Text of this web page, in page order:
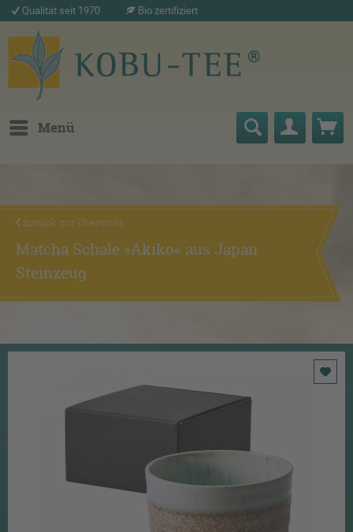
Qualität seit 1970 Bio zertifiziert
Menü
zurück zur Übersicht
Matcha Schale »Akiko« aus Japan
Steinzeug